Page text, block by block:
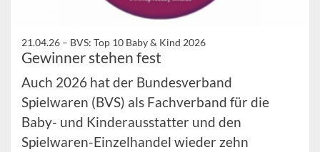
21.04.26 – BVS: Top 10 Baby & Kind 2026
Gewinner stehen fest
Auch 2026 hat der Bundesverband
Spielwaren (BVS) als Fachverband für die
Baby- und Kinderausstatter und den
Spielwaren-Einzelhandel wieder zehn